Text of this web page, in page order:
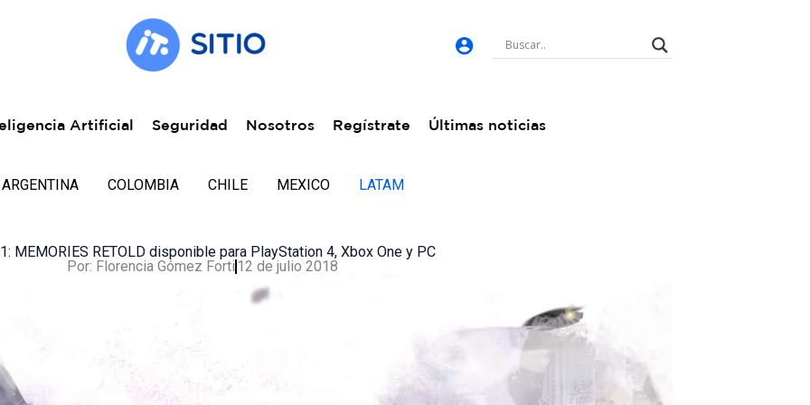
Artificial Seguridad Nosotros Regístrate Últimas noticias
ARGENTINA COLOMBIA CHILE MEXICO LATAM
MEMORIES RETOLD disponible para PlayStation 4, Xbox One y PC
Por: Florencia Gómez Forti 12 de julio 2018